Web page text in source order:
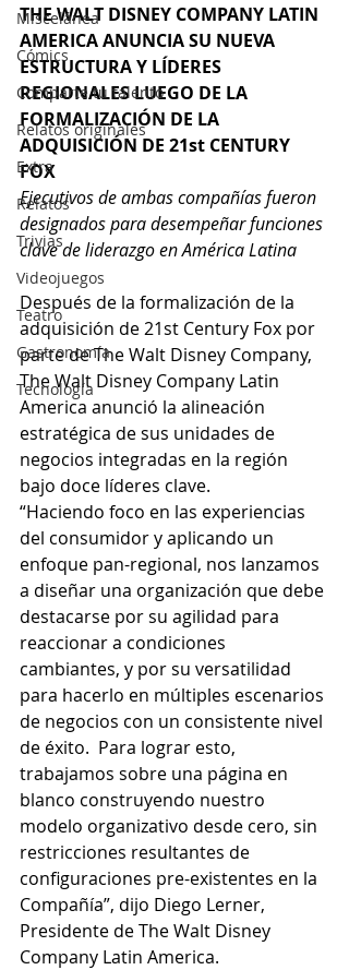
Miscelánea
Cómics
Comparte tu talento
Relatos originales
Extra
Relatos
Trivias
Videojuegos
Teatro
Gastronomía
Tecnología
THE WALT DISNEY COMPANY LATIN
AMERICA ANUNCIA SU NUEVA
ESTRUCTURA Y LÍDERES
REGIONALES LUEGO DE LA
FORMALIZACIÓN DE LA
ADQUISICIÓN DE 21st CENTURY
FOX
Ejecutivos de ambas compañías fueron
designados para desempeñar funciones
clave de liderazgo en América Latina
Después de la formalización de la
adquisición de 21st Century Fox por
parte de The Walt Disney Company,
The Walt Disney Company Latin
America anunció la alineación
estratégica de sus unidades de
negocios integradas en la región
bajo doce líderes clave.
“Haciendo foco en las experiencias
del consumidor y aplicando un
enfoque pan-regional, nos lanzamos
a diseñar una organización que debe
destacarse por su agilidad para
reaccionar a condiciones
cambiantes, y por su versatilidad
para hacerlo en múltiples escenarios
de negocios con un consistente nivel
de éxito.  Para lograr esto,
trabajamos sobre una página en
blanco construyendo nuestro
modelo organizativo desde cero, sin
restricciones resultantes de
configuraciones pre-existentes en la
Compañía”, dijo Diego Lerner,
Presidente de The Walt Disney
Company Latin America.